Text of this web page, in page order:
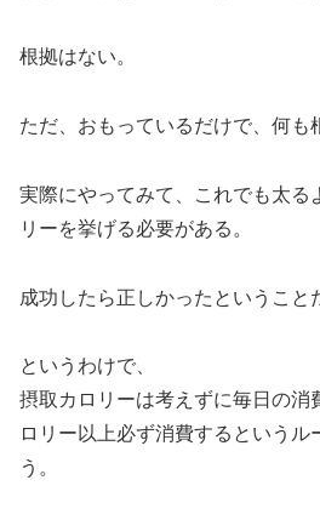
根拠はない。
ただ、おもっているだけで、何も
実際にやってみて、これでも太る
リーを挙げる必要がある。
成功したら正しかったということ
というわけで、
摂取カロリーは考えずに毎日の消
ロリー以上必ず消費するというル
う。